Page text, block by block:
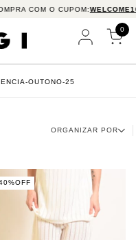
WELCOME10 5% OFF
0
OUTONO-25
ORGANIZAR POR
%OFF